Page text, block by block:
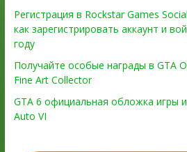
Регистрация в Rockstar Games
как зарегистрировать аккаунт и
году
Получайте особые награды в GTA
Fine Art Collector
GTA 6 официальная обложка игры
Auto VI